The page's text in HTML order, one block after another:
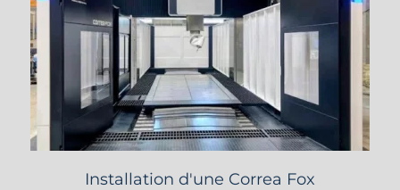
Installation d'une Correa Fox